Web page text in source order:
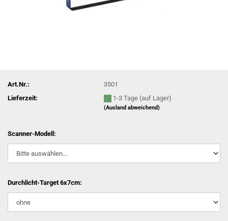
Art.Nr.:
3501
Lieferzeit:
1-3 Tage (auf Lager)
(Ausland abweichend)
Scanner-Modell:
Durchlicht-Target 6x7cm: